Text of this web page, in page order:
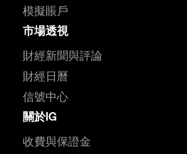
模擬賬戶
市場透視
財經新聞與評論
財經日曆
信號中心
關於IG
收費與保證金